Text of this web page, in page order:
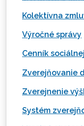
Kolektívna
Výročné správy
Cenník
Zverejňovanie
Zverejnenie
Systém